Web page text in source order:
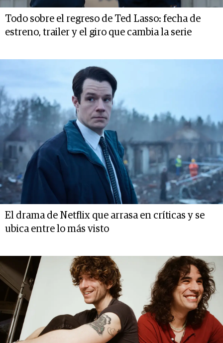
Todo sobre el regreso de Ted Lasso: fecha de
estreno, trailer y el giro que cambia la serie
El drama de Netflix que arrasa en críticas y se
ubica entre lo más visto